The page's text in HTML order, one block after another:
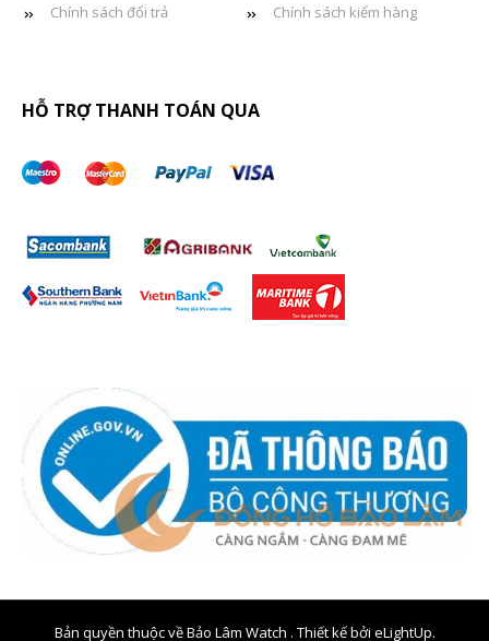
Chính sách đổi trả Chính sách kiểm hàng
HỖ TRỢ THANH TOÁN QUA
Bản quyền thuộc về Bảo Lâm Watch . Thiết kế bởi eLightUp.